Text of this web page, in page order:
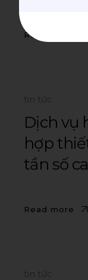
Read more
tin tức
Dịch vụ
hợp
tần số
Read more
tin tức